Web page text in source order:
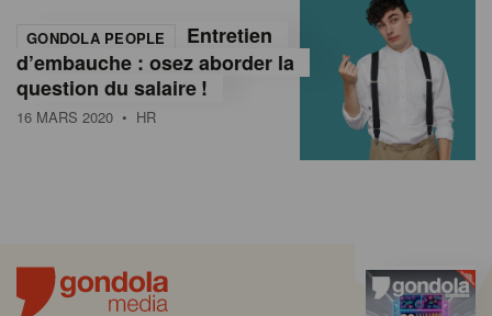
GONDOLA PEOPLE
Entretien
d’embauche : osez aborder la
question du salaire !
16 MARS 2020 • HR